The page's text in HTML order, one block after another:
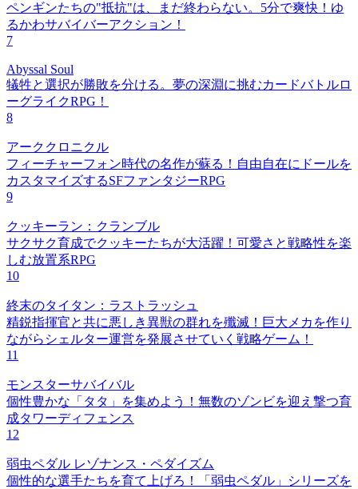
ペンギンたちの"抵抗"は、まだ終わらない。5分で爽快！ゆ
るかわサバイバーアクション！
7
Abyssal Soul
犠牲と選択が勝敗を分ける。夢の深淵に挑むカードバトルロ
ーグライクRPG！
8
アーククロニクル
フィーチャーフォン時代の名作が蘇る！自由自在にドールを
カスタマイズするSFファンタジーRPG
9
クッキーラン：クランブル
サクサク育成でクッキーたちが大活躍！可愛さと戦略性を楽
しむ放置系RPG
10
終末のタイタン：ラストラッシュ
精鋭指揮官と共に悪しき異獣の群れを殲滅！巨大メカを作り
ながらシェルター運営を発展させていく戦略ゲーム！
11
モンスターサバイバル
個性豊かな「タタ」を集めよう！無数のゾンビを迎え撃つ育
成タワーディフェンス
12
弱虫ペダル レゾナンス・ペダイズム
個性的な選手たちを育て上げろ！「弱虫ペダル」シリーズを